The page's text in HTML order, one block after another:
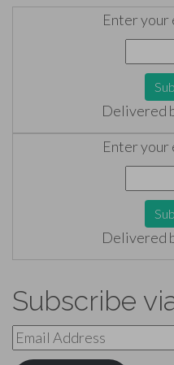
Enter your
Delivered
Enter your
Delivered
Subscribe
Email
Address